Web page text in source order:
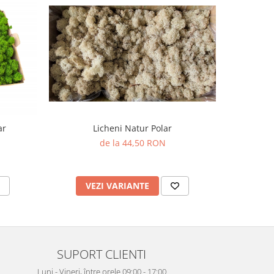
Licheni Natur Polar
de la 44,50 RON
VEZI VARIANTE
SUPORT CLIENTI
Luni - Vineri, între orele 09:00 - 17:00